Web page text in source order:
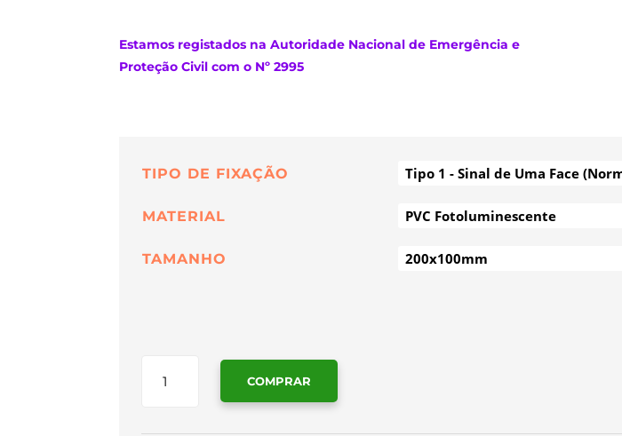
Estamos registados na Autoridade Nacional de Emergência e
Proteção Civil com o Nº 2995
TIPO DE FIXAÇÃO
MATERIAL
TAMANHO
QUANTIDADE
SINALÉTICA
COMPRAR